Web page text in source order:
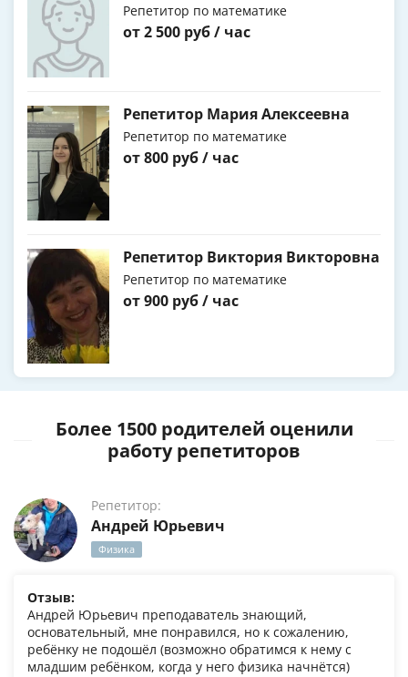
Репетитор по математике
от 2 500 руб / час
Репетитор Мария Алексеевна
Репетитор по математике
от 800 руб / час
Репетитор Виктория Викторовна
Репетитор по математике
от 900 руб / час
Более 1500 родителей оценили
работу репетиторов
Репетитор:
Андрей Юрьевич
Физика
Отзыв:
Андрей Юрьевич преподаватель знающий,
основательный, мне понравился, но к сожалению,
ребёнку не подошёл (возможно обратимся к нему с
младшим ребёнком, когда у него физика начнётся)